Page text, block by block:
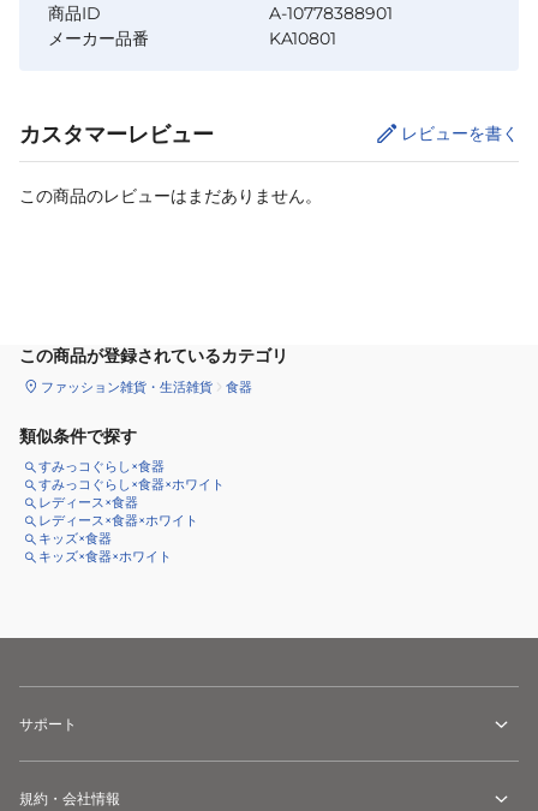
商品ID
A-10778388901
メーカー品番
KA10801
カスタマーレビュー レビューを書く
この商品のレビューはまだありません。
この商品が登録されているカテゴリ
ファッション雑貨・生活雑貨 食器
類似条件で探す
すみっコぐらし×食器
すみっコぐらし×食器×ホワイト
レディース×食器
レディース×食器×ホワイト
キッズ×食器
キッズ×食器×ホワイト
サポート
規約・会社情報